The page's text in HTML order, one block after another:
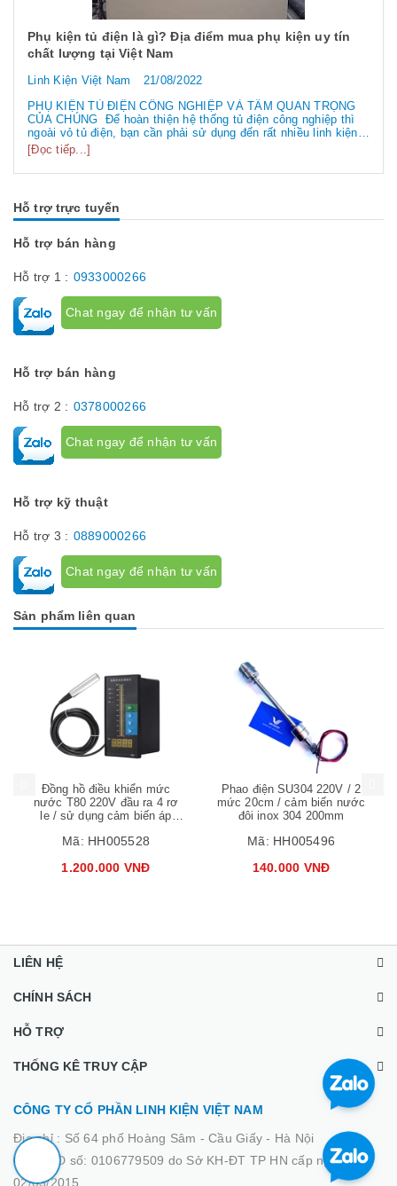
Phụ kiện tủ điện là gì? Địa điểm mua phụ kiện uy tín
chất lượng tại Việt Nam
Linh Kiện Việt Nam
21/08/2022
PHỤ KIỆN TỦ ĐIỆN CÔNG NGHIỆP VÀ TẦM QUAN TRỌNG
CỦA CHÚNG Để hoàn thiện hệ thống tủ điện công nghiệp thì
ngoài vỏ tủ điện, bạn cần phải sử dụng đến rất nhiều linh kiện
tủ điện công nghiệp khác nhau. Vậy các loại phụ kiện tủ điện
công nghiệp bao gồm những gì? Chúng có tác dụng như thế
nào hãy...
[Đọc tiếp...]
Hỗ trợ trực tuyến
Hỗ trợ bán hàng
Hỗ trợ 1 : 0933000266
Chat ngay để nhận tư vấn
Hỗ trợ bán hàng
Hỗ trợ 2 : 0378000266
Chat ngay để nhận tư vấn
Hỗ trợ kỹ thuật
Hỗ trợ 3 : 0889000266
Chat ngay để nhận tư vấn
Sản phẩm liên quan
Đồng hồ điều khiển mức
nước T80 220V đầu ra 4 rơ
le / sử dụng cảm biến áp
Mã: HH005528
1.200.000 VNĐ
Phao điện SU304 220V / 2
mức 20cm / cảm biến nước
đôi inox 304 200mm
Mã: HH005496
140.000 VNĐ
Mua hàng
LIÊN HỆ
CHÍNH SÁCH
HỖ TRỢ
THỐNG KÊ TRUY CẬP
CÔNG TY CỔ PHẦN LINH KIỆN VIỆT NAM
Địa chỉ : Số 64 phố Hoàng Sâm - Cầu Giấy - Hà Nội
GPĐKKD số: 0106779509 do Sở KH-ĐT TP HN cấp ngày
02/03/2015